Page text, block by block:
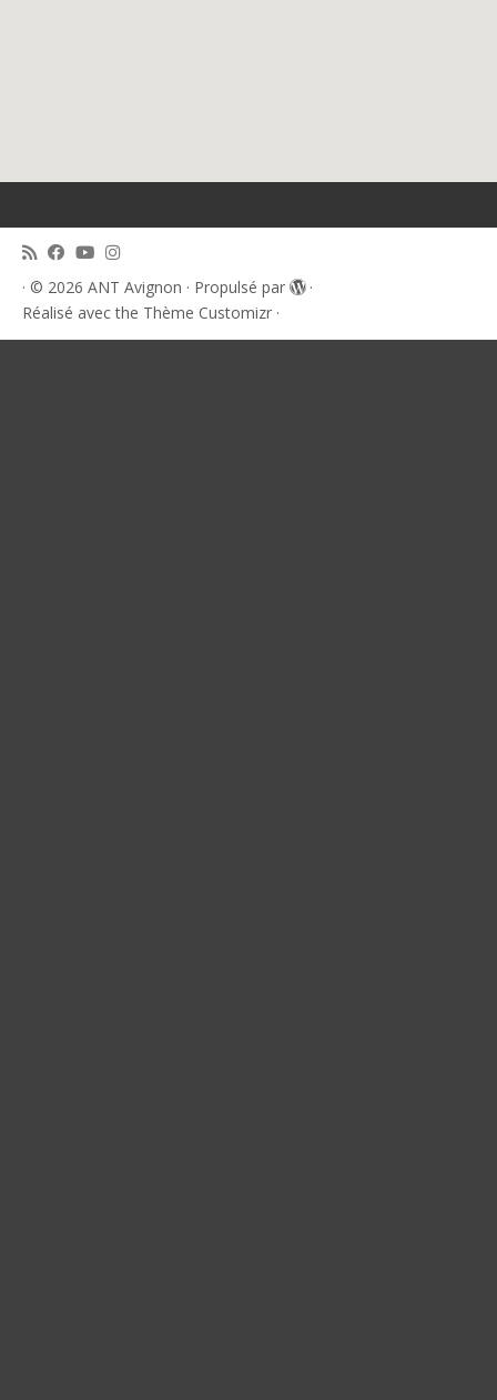
· © 2026 ANT Avignon · Propulsé par
·
Réalisé avec the Thème Customizr ·